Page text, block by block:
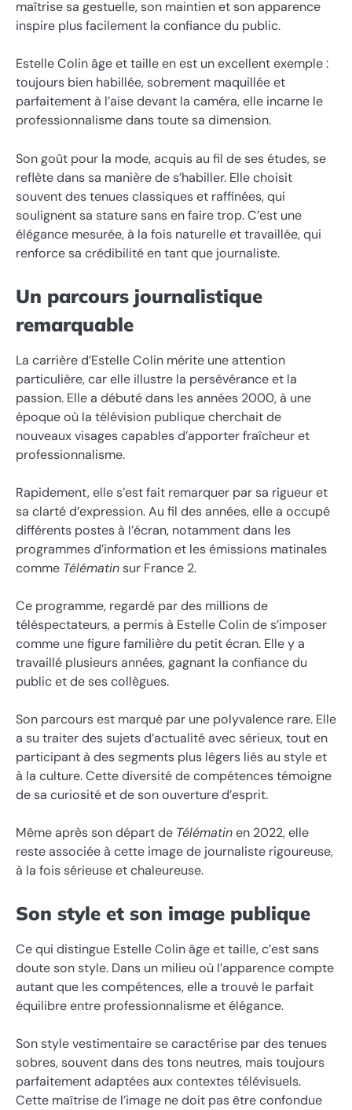
maîtrise sa gestuelle, son maintien et son apparence
inspire plus facilement la confiance du public.
Estelle Colin âge et taille en est un excellent exemple :
toujours bien habillée, sobrement maquillée et
parfaitement à l’aise devant la caméra, elle incarne le
professionnalisme dans toute sa dimension.
Son goût pour la mode, acquis au fil de ses études, se
reflète dans sa manière de s’habiller. Elle choisit
souvent des tenues classiques et raffinées, qui
soulignent sa stature sans en faire trop. C’est une
élégance mesurée, à la fois naturelle et travaillée, qui
renforce sa crédibilité en tant que journaliste.
Un parcours journalistique
remarquable
La carrière d’Estelle Colin mérite une attention
particulière, car elle illustre la persévérance et la
passion. Elle a débuté dans les années 2000, à une
époque où la télévision publique cherchait de
nouveaux visages capables d’apporter fraîcheur et
professionnalisme.
Rapidement, elle s’est fait remarquer par sa rigueur et
sa clarté d’expression. Au fil des années, elle a occupé
différents postes à l’écran, notamment dans les
programmes d’information et les émissions matinales
comme Télématinsur France 2.
Ce programme, regardé par des millions de
téléspectateurs, a permis à Estelle Colin de s’imposer
comme une figure familière du petit écran. Elle y a
travaillé plusieurs années, gagnant la confiance du
public et de ses collègues.
Son parcours est marqué par une polyvalence rare. Elle
a su traiter des sujets d’actualité avec sérieux, tout en
participant à des segments plus légers liés au style et
à la culture. Cette diversité de compétences témoigne
de sa curiosité et de son ouverture d’esprit.
Même après son départ de Télématinen 2022, elle
reste associée à cette image de journaliste rigoureuse,
à la fois sérieuse et chaleureuse.
Son style et son image publique
Ce qui distingue Estelle Colin âge et taille, c’est sans
doute son style. Dans un milieu où l’apparence compte
autant que les compétences, elle a trouvé le parfait
équilibre entre professionnalisme et élégance.
Son style vestimentaire se caractérise par des tenues
sobres, souvent dans des tons neutres, mais toujours
parfaitement adaptées aux contextes télévisuels.
Cette maîtrise de l’image ne doit pas être confondue